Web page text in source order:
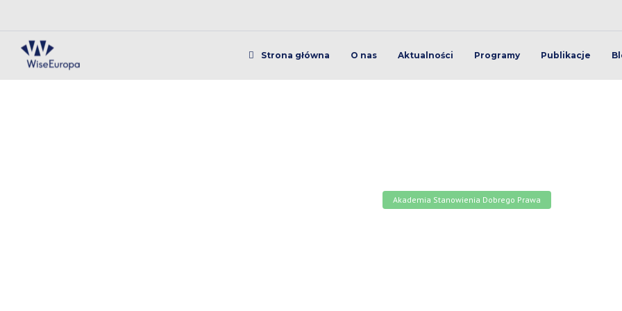
Strona główna O nas Aktualności Programy Publikacje
Akademia Stanowienia Dobrego Prawa